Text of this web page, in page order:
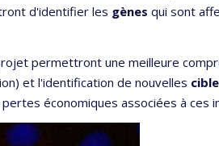
d'identifier les gènes qui sont
permettront une meilleure
et l'identification de nouvelles
économiques associées à ces